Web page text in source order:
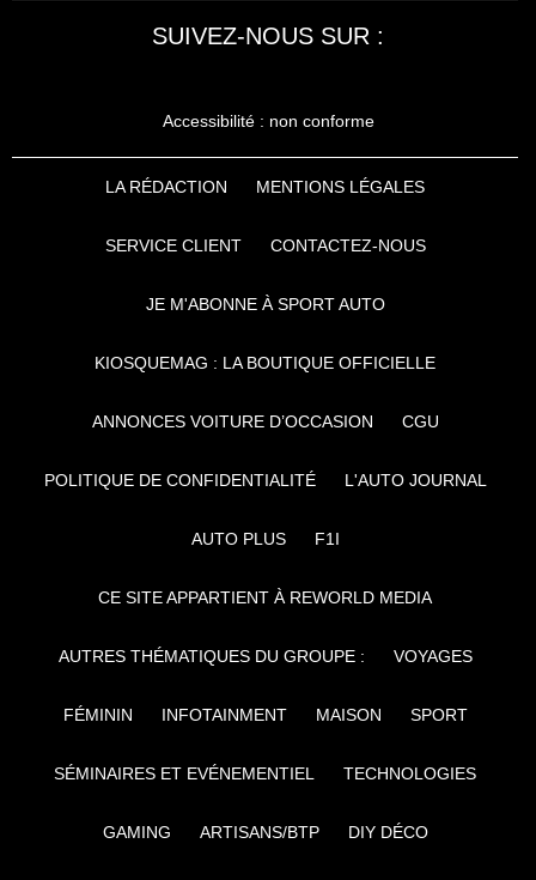
SUIVEZ-NOUS SUR :
Accessibilité : non conforme
LA RÉDACTION MENTIONS LÉGALES
SERVICE CLIENT CONTACTEZ-NOUS
JE M'ABONNE À SPORT AUTO
KIOSQUEMAG : LA BOUTIQUE OFFICIELLE
ANNONCES VOITURE D’OCCASION CGU
POLITIQUE DE CONFIDENTIALITÉ L'AUTO JOURNAL
AUTO PLUS F1I
CE SITE APPARTIENT À REWORLD MEDIA
AUTRES THÉMATIQUES DU GROUPE : VOYAGES
FÉMININ INFOTAINMENT MAISON SPORT
SÉMINAIRES ET EVÉNEMENTIEL TECHNOLOGIES
GAMING ARTISANS/BTP DIY DÉCO